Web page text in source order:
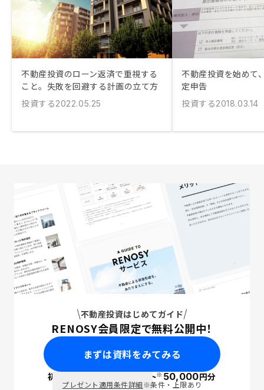
不動産投資のローン返済で重視する
こと。失敗を回避する計画の立て方
投資する2022.05.25
不動産投資を始めて
定申告
投資する2018.03.14
不動産投資はじめてガイド
RENOSY会員限定で無料公開中！
まずは資料をみてみる
初回面談で ポイント※50,000円分
プレゼント適用条件詳細※条件・上限あり